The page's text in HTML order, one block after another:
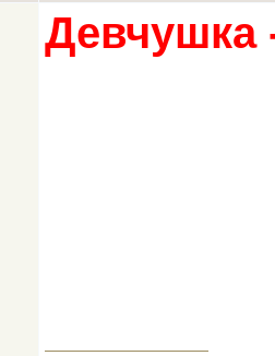
Девчушка